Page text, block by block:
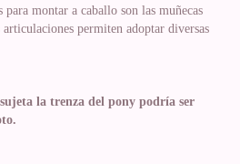
para montar a caballo son las muñecas
permiten adoptar diversas
la trenza del pony podría ser